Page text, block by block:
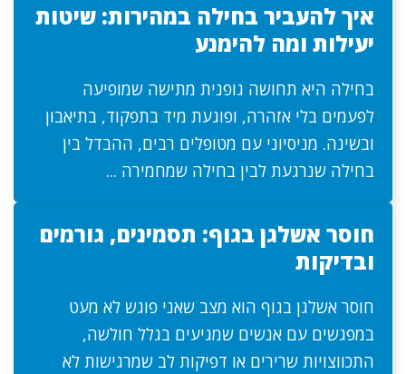
איך להעביר בחילה במהירות: שיטות
יעילות ומה להימנע
בחילה היא תחושה גופנית מתישה שמופיעה
לפעמים בלי אזהרה, ופוגעת מיד בתפקוד, בתיאבון
ובשינה. מניסיוני עם מטופלים רבים, ההבדל בין
בחילה שנרגעת לבין בחילה שמחמירה ...
חוסר אשלגן בגוף: תסמינים, גורמים
ובדיקות
חוסר אשלגן בגוף הוא מצב שאני פוגש לא מעט
במפגשים עם אנשים שמגיעים בגלל חולשה,
התכווצויות שרירים או דפיקות לב שמרגישות לא